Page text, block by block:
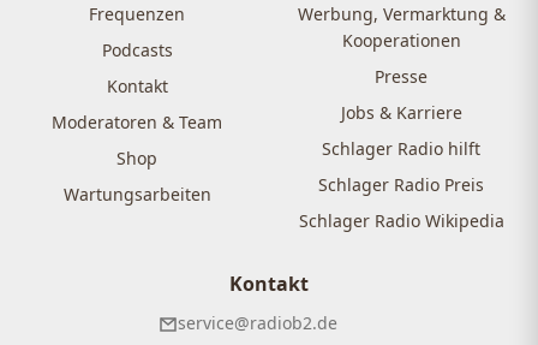
Frequenzen
Podcasts
Kontakt
Moderatoren & Team
Shop
Wartungsarbeiten
Werbung, Vermarktung &
Kooperationen
Presse
Jobs & Karriere
Schlager Radio hilft
Schlager Radio Preis
Schlager Radio Wikipedia
Kontakt
service@radiob2.de